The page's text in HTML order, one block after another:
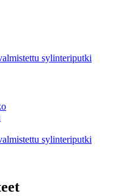
sylinteriputki
sylinteriputki